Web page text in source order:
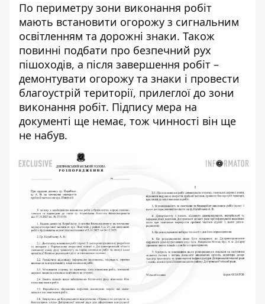
По периметру зони виконання робіт
мають встановити огорожу з сигнальним
освітленням та дорожні знаки. Також
повинні подбати про безпечний рух
пішоходів, а після завершення робіт –
демонтувати огорожу та знаки і провести
благоустрій території, прилеглої до зони
виконання робіт. Підпису мера на
документі ще немає, тож чинності він ще
не набув.